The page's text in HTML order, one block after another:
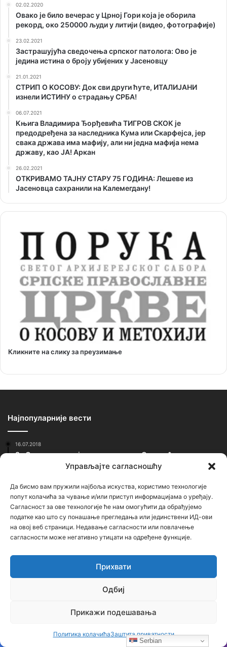
Управљајте сагласношћу
Да бисмо вам пружили најбоља искуства, користимо технологије
попут колачића за чување и/или приступ информацијама о уређају.
Сагласност за ове технологије ће нам омогућити да обрађујемо
податке као што су понашање прегледања или јединствени ИД-ови
на овој веб страници. Недавање сагласности или повлачење
сагласности може негативно утицати на одређене функције.
Прихвати
Одбиј
Прикажи подешавања
Политика колачићаЗаштита приватности
02.02.2020
Овако је било вечерас у Црној Гори која је оборила
рекорд, око 250000 људи у литији (видео, фотографије)
23.02.2021
Застрашујућа сведочења српског патолога: Ово је
једина истина о броју убијених у Јасеновцу
21.01.2021
СТРИП О KОСОВУ: Док сви други ћуте, ИТАЛИЈАНИ
изнели ИСТИНУ о страдању СРБА!
06.07.2021
Књига Владимира Ђорђевића ТИГРОВ СКОК је
предодређена за наследника Кума или Скарфејса, јер
свака држава има мафију, али ни једна мафија нема
државу, као ЈА! Аркан
26.02.2021
ОТKРИВАМО ТАЈНУ СТАРУ 75 ГОДИНА: Лешеве из
Јасеновца сахранили на Kалемегдану!
Кликните на слику за преузимање
Најпопуларније вести
16.07.2018
За Српску историју говори генерал Симовић… питања и
Овако је било вечерас у Црној Гори која је оборила
рекорд, око 250000 људи у литији (видео, фотографије)
23.02.2021
Застрашујућа сведочења српског патолога: Ово је
једина истина о броју убијених у Јасеновцу
Бојанић: ОЛУЈА… Битка за истину води се
2 дана ago
Бојанић: Србија мора да сними своју
историју – ако је ми не испричамо,
Serbian